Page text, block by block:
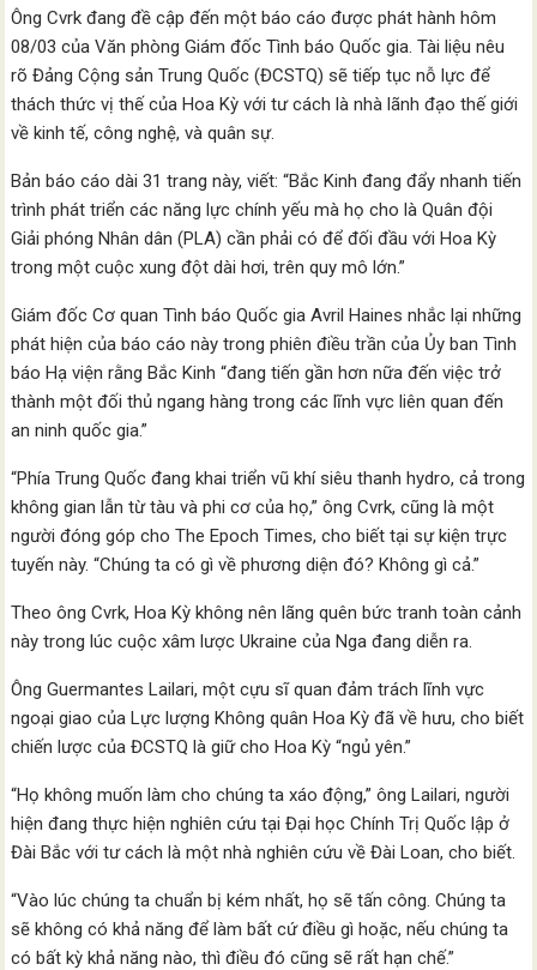
Ông Cvrk đang đề cập đến một báo cáo được phát hành hôm
08/03 của Văn phòng Giám đốc Tình báo Quốc gia. Tài liệu nêu
rõ Đảng Cộng sản Trung Quốc (ĐCSTQ) sẽ tiếp tục nỗ lực để
thách thức vị thế của Hoa Kỳ với tư cách là nhà lãnh đạo thế giới
về kinh tế, công nghệ, và quân sự.
Bản báo cáo dài 31 trang này, viết: “Bắc Kinh đang đẩy nhanh tiến
trình phát triển các năng lực chính yếu mà họ cho là Quân đội
Giải phóng Nhân dân (PLA) cần phải có để đối đầu với Hoa Kỳ
trong một cuộc xung đột dài hơi, trên quy mô lớn.”
Giám đốc Cơ quan Tình báo Quốc gia Avril Haines nhắc lại những
phát hiện của báo cáo này trong phiên điều trần của Ủy ban Tình
báo Hạ viện rằng Bắc Kinh “đang tiến gần hơn nữa đến việc trở
thành một đối thủ ngang hàng trong các lĩnh vực liên quan đến
an ninh quốc gia.”
“Phía Trung Quốc đang khai triển vũ khí siêu thanh hydro, cả trong
không gian lẫn từ tàu và phi cơ của họ,” ông Cvrk, cũng là một
người đóng góp cho The Epoch Times, cho biết tại sự kiện trực
tuyến này. “Chúng ta có gì về phương diện đó? Không gì cả.”
Theo ông Cvrk, Hoa Kỳ không nên lãng quên bức tranh toàn cảnh
này trong lúc cuộc xâm lược Ukraine của Nga đang diễn ra.
Ông Guermantes Lailari, một cựu sĩ quan đảm trách lĩnh vực
ngoại giao của Lực lượng Không quân Hoa Kỳ đã về hưu, cho biết
chiến lược của ĐCSTQ là giữ cho Hoa Kỳ “ngủ yên.”
“Họ không muốn làm cho chúng ta xáo động,” ông Lailari, người
hiện đang thực hiện nghiên cứu tại Đại học Chính Trị Quốc lập ở
Đài Bắc với tư cách là một nhà nghiên cứu về Đài Loan, cho biết.
“Vào lúc chúng ta chuẩn bị kém nhất, họ sẽ tấn công. Chúng ta
sẽ không có khả năng để làm bất cứ điều gì hoặc, nếu chúng ta
có bất kỳ khả năng nào, thì điều đó cũng sẽ rất hạn chế.”